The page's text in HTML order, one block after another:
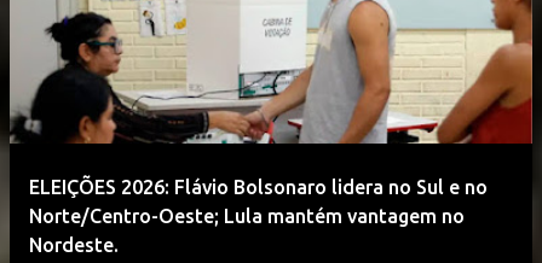
ELEIÇÕES 2026: Flávio Bolsonaro lidera no Sul e no
Norte/Centro-Oeste; Lula mantém vantagem no
Nordeste.